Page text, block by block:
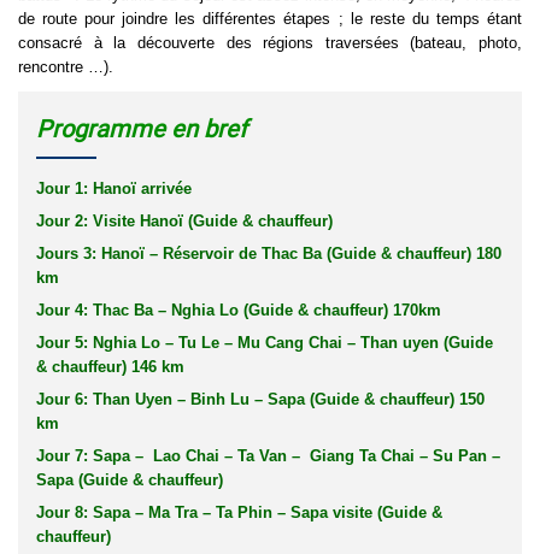
de route pour joindre les différentes étapes ; le reste du temps étant
consacré à la découverte des régions traversées (bateau, photo,
rencontre …).
Programme en bref
Jour 1: Hanoï arrivée
Jour 2: Visite Hanoï (Guide & chauffeur)
Jours 3: Hanoï – Réservoir de Thac Ba (Guide & chauffeur) 180
km
Jour 4: Thac Ba – Nghia Lo (Guide & chauffeur) 170km
Jour 5: Nghia Lo – Tu Le – Mu Cang Chai – Than uyen (Guide
& chauffeur) 146 km
Jour 6: Than Uyen – Binh Lu – Sapa (Guide & chauffeur) 150
km
Jour 7: Sapa – Lao Chai – Ta Van – Giang Ta Chai – Su Pan –
Sapa (Guide & chauffeur)
Jour 8: Sapa – Ma Tra – Ta Phin – Sapa visite (Guide &
chauffeur)